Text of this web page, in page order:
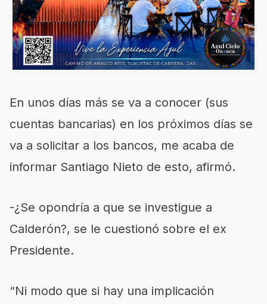
En unos días más se va a conocer (sus
cuentas bancarias) en los próximos días se
va a solicitar a los bancos, me acaba de
informar Santiago Nieto de esto, afirmó.
-¿Se opondría a que se investigue a
Calderón?, se le cuestionó sobre el ex
Presidente.
“Ni modo que si hay una implicación